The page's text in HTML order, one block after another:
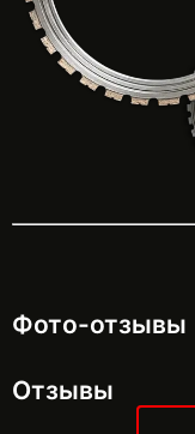
Фото-отзывы
Отзывы